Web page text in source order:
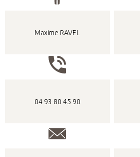
Maxime RAVEL
04 93 80 45 90